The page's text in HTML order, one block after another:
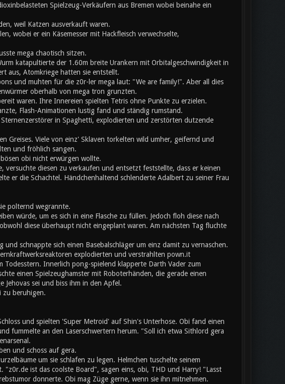
Spielzeug-Verkäufern aus Bremen wobei beinahe ein
weil Katzen ausverkauft waren.
wobei er ein Käsemesser mit Hackfleisch verwechselte,
mega chaotisch sitzen.
katapultierte der 1.60m breite Urankern mit Orbitalgeschwindigkeit in
aus, Atomkriege hatten sie entstellt.
und muhten für die z0r-ler mega laut: "We are family!". Aber all dies
oberhalb von mega tron grunzten.
waren. Ihre Innereien spielten Tetris ohne Punkte zu erzielen.
Flash-Animationen lustig fand und ständig rumstand.
in Spaghetti, explodierten und zerstörten dutzende
Greises. Viele von einz' Sklaven torkelten wild umher, geifernd und
und fröhlich sangen.
obi nicht erwürgen wollte.
versuchte diesen zu verkaufen und entsetzt feststellte, dass er keinen
er die Schachtel. Händchenhaltend schlenderte Adalbert zu seiner Frau
polternd wegrannte.
würde, um es sich in eine Flasche zu füllen. Jedoch floh diese nach
diese überhaupt nicht eingeplant waren. Am nächsten Tag fluchte
schnappte sich einen Basebalschläger um einz damit zu vernaschen.
explodierten und verstrahlten pown.it
Innerlich pong-spielend klapperte Darth Vader zum
einen Spielzeughamster mit Roboterhänden, die gerade einen
Jehovas sei und biss ihm in den Apfel.
zu beruhigen.
und spielten 'Super Metroid' auf Shin's Unterhose. Obi fand einen
fummelte an den Laserschwertern herum. "Soll ich etwa Sithlord gera
und schoss auf gera.
um sie schlafen zu legen. Helmchen tuschelte seinem
ist das coolste Board", sagen eins, obi, THD und Harry! "Lasst
donnerte. Obi mag Züge gerne, wenn sie ihn mitnehmen.